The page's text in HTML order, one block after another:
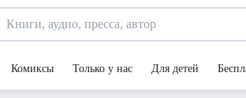
Комиксы Только у нас Для детей